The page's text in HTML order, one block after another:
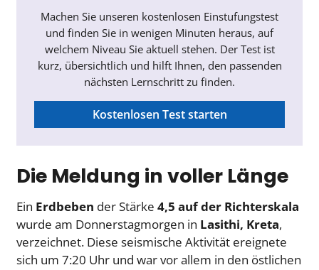
Machen Sie unseren kostenlosen Einstufungstest
und finden Sie in wenigen Minuten heraus, auf
welchem Niveau Sie aktuell stehen. Der Test ist
kurz, übersichtlich und hilft Ihnen, den passenden
nächsten Lernschritt zu finden.
Kostenlosen Test starten
Die Meldung in voller Länge
Ein Erdbeben der Stärke 4,5 auf der Richterskala
wurde am Donnerstagmorgen in Lasithi, Kreta,
verzeichnet. Diese seismische Aktivität ereignete
sich um 7:20 Uhr und war vor allem in den östlichen